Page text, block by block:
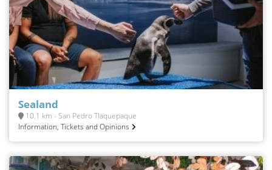
Sealand
10.1 km - San Pedro Tlaquepaque
Information, Tickets and Opinions